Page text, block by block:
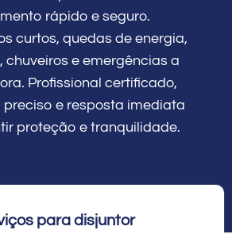
rápido e seguro.
curtos, quedas de energia,
chuveiros e emergências a
Profissional certificado,
e resposta imediata
proteção e tranquilidade.
para disjuntor